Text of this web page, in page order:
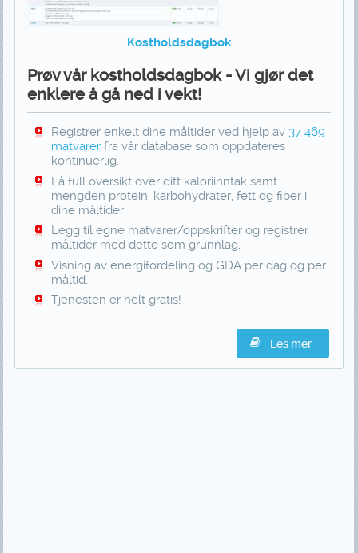
Kostholdsdagbok
Prøv vår kostholdsdagbok - Vi gjør det
enklere å gå ned i vekt!
Registrer enkelt dine måltider ved hjelp av 37 469
matvarer fra vår database som oppdateres
kontinuerlig.
Få full oversikt over ditt kaloriinntak samt
mengden protein, karbohydrater, fett og fiber i
dine måltider
Legg til egne matvarer/oppskrifter og registrer
måltider med dette som grunnlag.
Visning av energifordeling og GDA per dag og per
måltid.
Tjenesten er helt gratis!
Les mer